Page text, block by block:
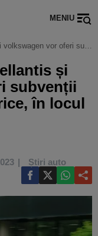
MENIU
pentru vehicule electrice, în locul statului!
și
subvenții
în locul
Știri auto